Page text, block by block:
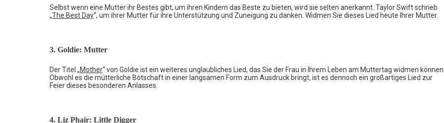
Selbst wenn eine Mutter ihr Bestes gibt, um ihren Kindern das Beste zu bieten, wird sie selten anerkannt. Taylor Swift schrieb
„The Best Day“, um ihrer Mutter für ihre Unterstützung und Zuneigung zu danken. Widmen Sie dieses Lied heute Ihrer Mutter.
3. Goldie: Mutter
Der Titel „Mother“ von Goldie ist ein weiteres unglaubliches Lied, das Sie der Frau in Ihrem Leben am Muttertag widmen
Obwohl es die mütterliche Botschaft in einer langsamen Form zum Ausdruck bringt, ist es dennoch ein großartiges Lied zur
Feier dieses besonderen Anlasses.
4. Liz Phair: Little Digger